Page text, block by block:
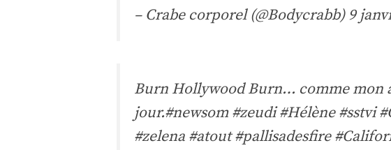
– Crabe corporel (@Bodycrabb) 9
Burn Hollywood Burn… comme mon
jour.#newsom #zeudi #Hélène #sstvi
#zelena #atout #pallisadesfire